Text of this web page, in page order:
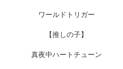
ワールドトリガー
【推しの子】
真夜中ハートチューン